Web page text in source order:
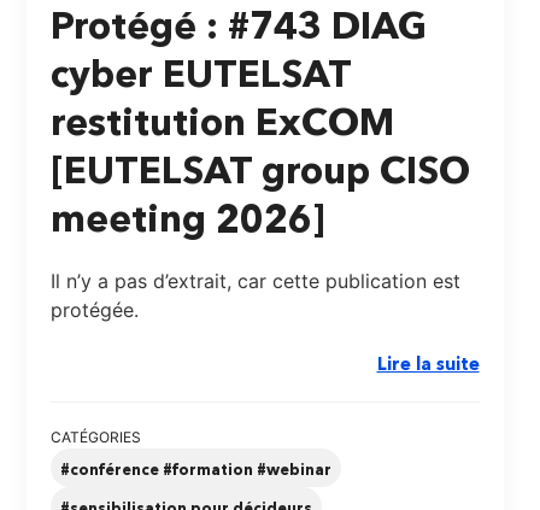
Protégé : #743 DIAG
cyber EUTELSAT
restitution ExCOM
[EUTELSAT group CISO
meeting 2026]
Il n’y a pas d’extrait, car cette publication est
protégée.
Lire la suite
CATÉGORIES
#conférence #formation #webinar